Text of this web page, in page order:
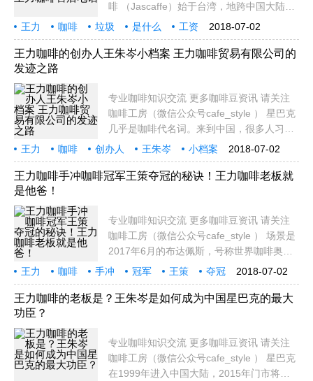
啡 （Jascaffe）始于台湾，地跨中国大陆、
台湾、香港等地，专业提供咖啡设备、咖啡
豆、茶及相关饮料设备。是星巴克供货商及
合作伙伴，为星巴克中国提供咖啡设备维修
2018-07-02
王力 咖啡 垃圾 是什么
工资
怎么样
售后 电话 专业 咖
王力咖啡的创办人王朱岑小档案 王力咖啡贸易有限公司的
发迹之路
专业咖啡知识交流 更多咖啡豆资讯 请关注
咖啡工房（微信公众号cafe_style ） 星巴克
几乎是咖啡代名词。来到中国，很多人习惯
在星巴克叫上一杯咖啡，享受偷闲半日的逍
遥自在，但令人意想不到是，这杯咖啡产出
幕后最重要咖啡机器设备、咖啡豆供应商竟
2018-07-02
王力 咖啡 创办人 王朱岑
小档案
贸易
有限公司 发迹 之
王力咖啡手冲咖啡冠军王策夺冠的秘诀！王力咖啡老板就
是他爸！
专业咖啡知识交流 更多咖啡豆资讯 请关注
咖啡工房（微信公众号cafe_style ） 场景是
2017年6月的布达佩斯，号称世界咖啡奥林
匹克四大赛事之一的世界杯冲煮大赛
（WBrC）会场上，来自台湾、29岁的王
策，打败41国咖啡好手，高举冠军奖杯。他
2018-07-02
王力 咖啡 手冲 冠军 王策
夺冠
秘诀
老板 是他
王力咖啡的老板是？王朱岑是如何成为中国星巴克的最大
功臣？
专业咖啡知识交流 更多咖啡豆资讯 请关注
咖啡工房（微信公众号cafe_style ） 星巴克
在1999年进入中国大陆，2015年门市将达